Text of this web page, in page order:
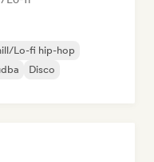
Lo-fi hip-hop
Disco